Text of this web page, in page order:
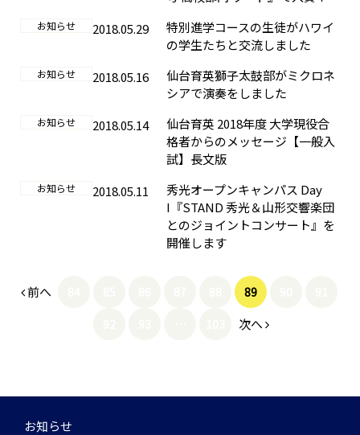
お知らせ 2018.05.29
特別進学コースの生徒がハワイ
の学生たちと交流しました
お知らせ 2018.05.16
仙台育英獅子太鼓部がミクロネ
シアで演奏をしました
お知らせ 2018.05.14
仙台育英 2018年度 大学現役合
格者からのメッセージ【一般入
試】長文版
お知らせ 2018.05.11
秀光オープンキャンパス Day
I『STAND 秀光＆山形交響楽団
とのジョイントコンサート』を
開催します
前へ 89
次へ
お知らせ